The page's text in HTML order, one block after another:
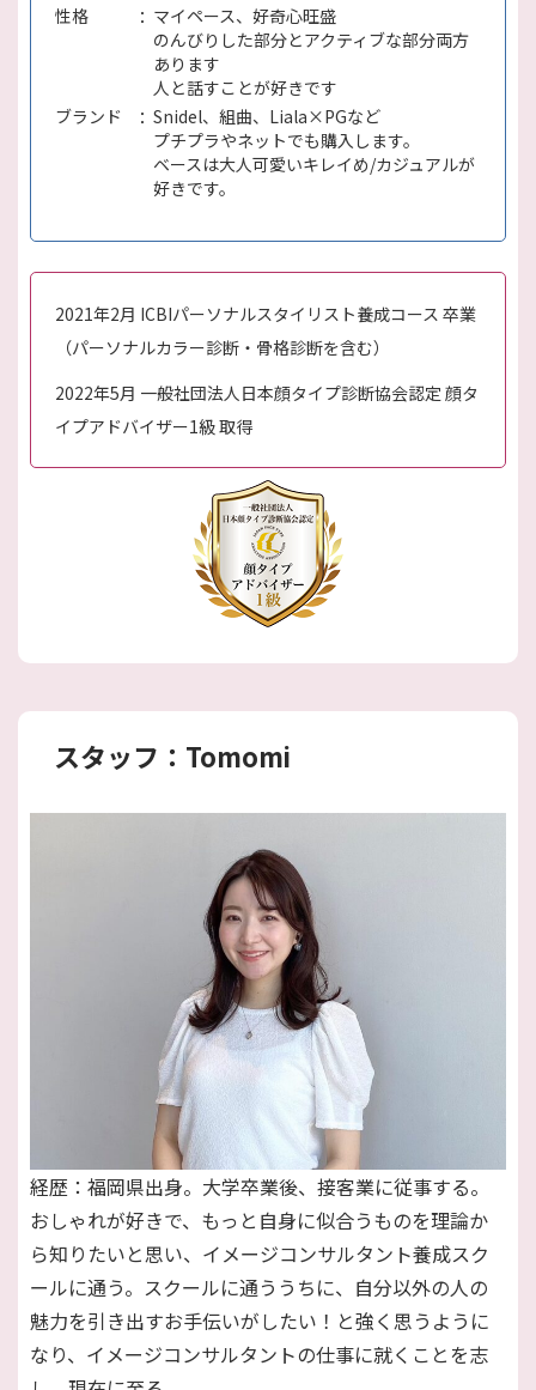
性格
マイペース、好奇心旺盛
のんびりした部分とアクティブな部分両方
あります
人と話すことが好きです
ブランド
Snidel、組曲、Liala×PGなど
プチプラやネットでも購入します。
ベースは大人可愛いキレイめ/カジュアルが
好きです。
2021年2月 ICBIパーソナルスタイリスト養成コース 卒業
（パーソナルカラー診断・骨格診断を含む）
2022年5月 一般社団法人日本顔タイプ診断協会認定 顔タ
イプアドバイザー1級 取得
スタッフ：Tomomi
経歴：福岡県出身。大学卒業後、接客業に従事する。
おしゃれが好きで、もっと自身に似合うものを理論か
ら知りたいと思い、イメージコンサルタント養成スク
ールに通う。スクールに通ううちに、自分以外の人の
魅力を引き出すお手伝いがしたい！と強く思うように
なり、イメージコンサルタントの仕事に就くことを志